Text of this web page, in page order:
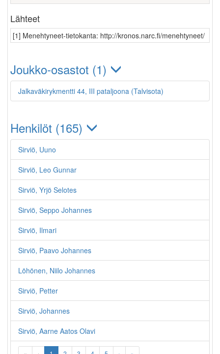
Lähteet
[1] Menehtyneet-tietokanta: http://kronos.narc.fi/menehtyneet/
Joukko-osastot (1)
Jalkaväkirykmentti 44, III pataljoona (Talvisota)
Henkilöt (165)
Sirviö, Uuno
Sirviö, Leo Gunnar
Sirviö, Yrjö Selotes
Sirviö, Seppo Johannes
Sirviö, Ilmari
Sirviö, Paavo Johannes
Löhönen, Niilo Johannes
Sirviö, Petter
Sirviö, Johannes
Sirviö, Aarne Aatos Olavi